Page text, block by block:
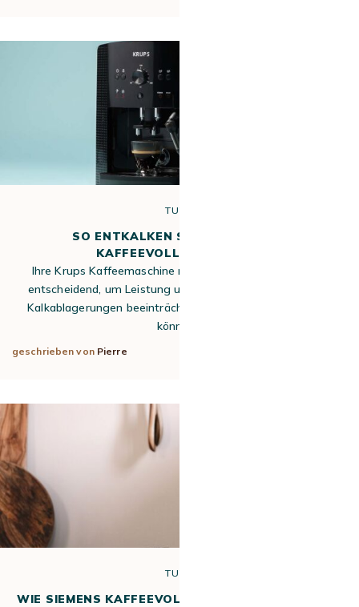
TUTO
SO ENTKALKEN SIE IHREN KRUPS
KAFFEEVOLLAUTOMATEN
Ihre Krups Kaffeemaschine regelmäßig zu entkalken ist
entscheidend, um Leistung und Lebensdauer zu erhalten.
Kalkablagerungen beeinträchtigen die Kaffeequalität und
können…
geschrieben von Pierre
TUTO
WIE SIEMENS KAFFEEVOLLAUTOMAT ENTKALKEN?